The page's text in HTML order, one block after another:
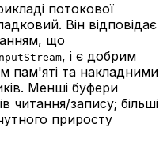
потокової
Він відповідає
що
, і є добрим
пам'яті та накладними
Менші буфери
читання/запису; більші
приросту